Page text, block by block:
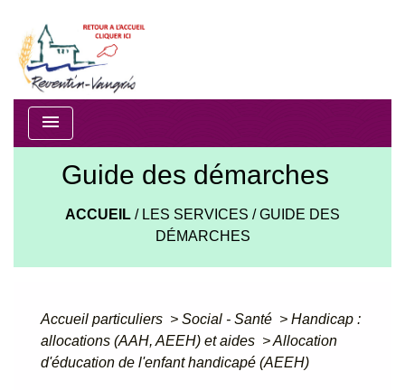
menu
Guide des démarches
ACCUEIL / LES SERVICES /GUIDE DES
DÉMARCHES
Accueil particuliers > Social - Santé > Handicap :
allocations (AAH, AEEH) et aides >Allocation
d'éducation de l'enfant handicapé (AEEH)